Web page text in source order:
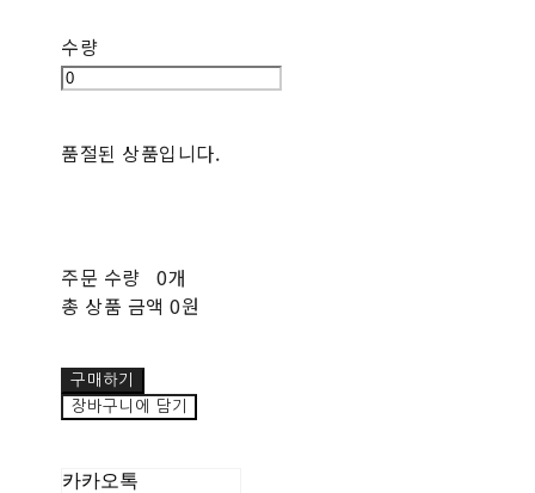
수량
품절된 상품입니다.
주문 수량 0개
총 상품 금액 0원
구매하기
장바구니에 담기
카카오톡